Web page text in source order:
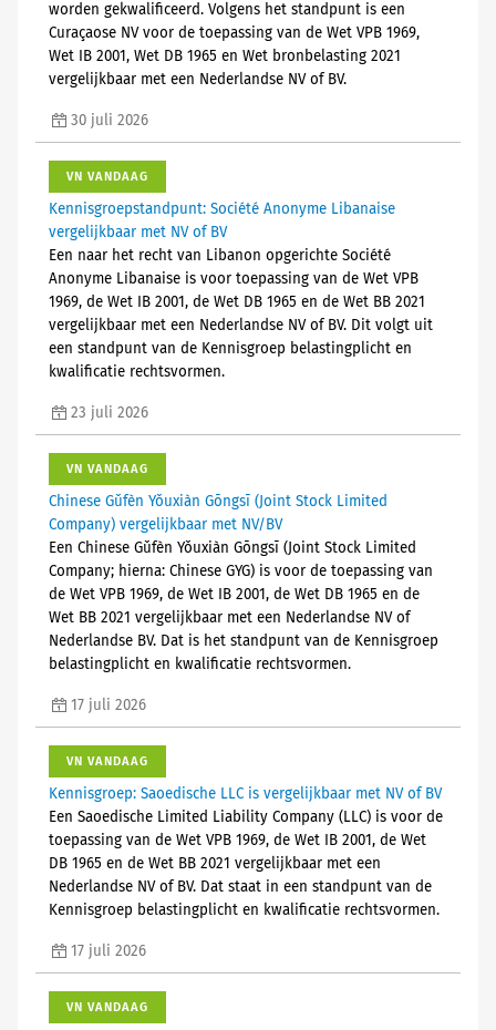
worden gekwalificeerd. Volgens het standpunt is een
Curaçaose NV voor de toepassing van de Wet VPB 1969,
Wet IB 2001, Wet DB 1965 en Wet bronbelasting 2021
vergelijkbaar met een Nederlandse NV of BV.
30 juli 2026
VN VANDAAG
Kennisgroepstandpunt: Société Anonyme Libanaise
vergelijkbaar met NV of BV
Een naar het recht van Libanon opgerichte Société
Anonyme Libanaise is voor toepassing van de Wet VPB
1969, de Wet IB 2001, de Wet DB 1965 en de Wet BB 2021
vergelijkbaar met een Nederlandse NV of BV. Dit volgt uit
een standpunt van de Kennisgroep belastingplicht en
kwalificatie rechtsvormen.
23 juli 2026
VN VANDAAG
Chinese Gǔfèn Yǒuxiàn Gōngsī (Joint Stock Limited
Company) vergelijkbaar met NV/BV
Een Chinese Gǔfèn Yǒuxiàn Gōngsī (Joint Stock Limited
Company; hierna: Chinese GYG) is voor de toepassing van
de Wet VPB 1969, de Wet IB 2001, de Wet DB 1965 en de
Wet BB 2021 vergelijkbaar met een Nederlandse NV of
Nederlandse BV. Dat is het standpunt van de Kennisgroep
belastingplicht en kwalificatie rechtsvormen.
17 juli 2026
VN VANDAAG
Kennisgroep: Saoedische LLC is vergelijkbaar met NV of BV
Een Saoedische Limited Liability Company (LLC) is voor de
toepassing van de Wet VPB 1969, de Wet IB 2001, de Wet
DB 1965 en de Wet BB 2021 vergelijkbaar met een
Nederlandse NV of BV. Dat staat in een standpunt van de
Kennisgroep belastingplicht en kwalificatie rechtsvormen.
17 juli 2026
VN VANDAAG